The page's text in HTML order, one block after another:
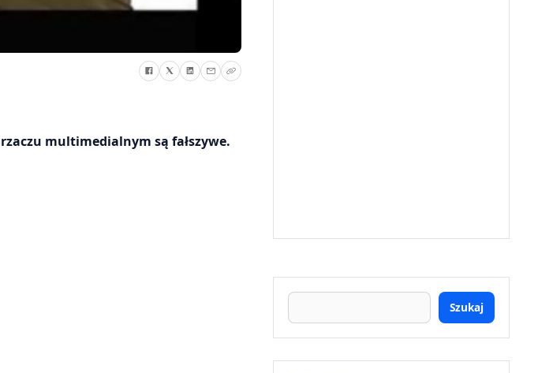
multimedialnym są fałszywe.
Szukaj